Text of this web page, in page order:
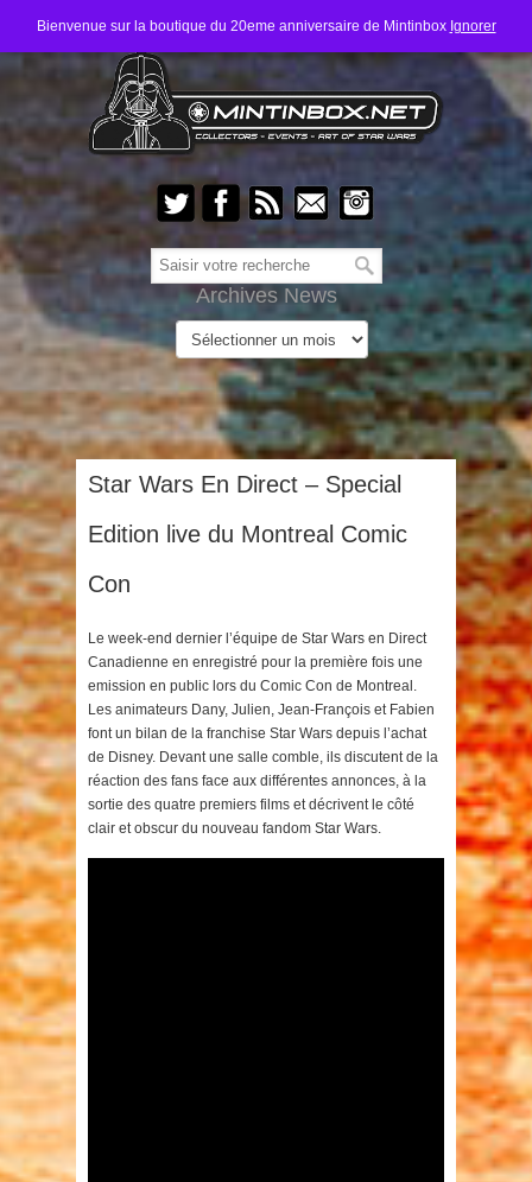
Bienvenue sur la boutique du 20eme anniversaire de Mintinbox Ignorer
Archives News
Star Wars En Direct – Special
Edition live du Montreal Comic
Con
Le week-end dernier l’équipe de Star Wars en Direct
Canadienne en enregistré pour la première fois une
emission en public lors du Comic Con de Montreal.
Les animateurs Dany, Julien, Jean-François et Fabien
font un bilan de la franchise Star Wars depuis l’achat
de Disney. Devant une salle comble, ils discutent de la
réaction des fans face aux différentes annonces, à la
sortie des quatre premiers films et décrivent le côté
clair et obscur du nouveau fandom Star Wars.